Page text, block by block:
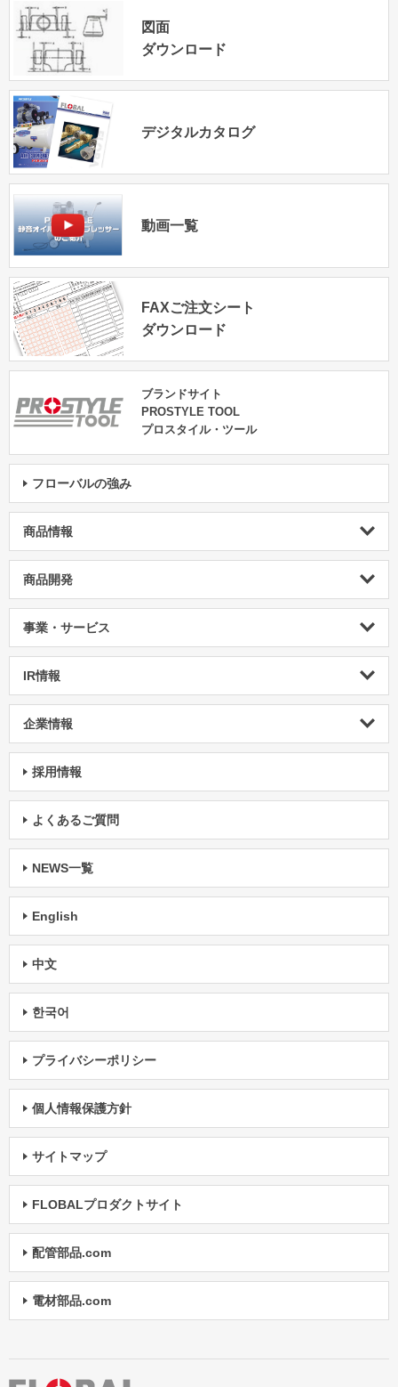
図面
ダウンロード
デジタルカタログ
動画一覧
FAXご注文シート
ダウンロード
ブランドサイト
PROSTYLE TOOL
プロスタイル・ツール
フローバルの強み
商品情報
商品開発
事業・サービス
IR情報
企業情報
採用情報
よくあるご質問
NEWS一覧
English
中文
한국어
プライバシーポリシー
個人情報保護方針
サイトマップ
FLOBALプロダクトサイト
配管部品.com
電材部品.com